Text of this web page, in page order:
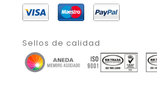
Sellos de calidad